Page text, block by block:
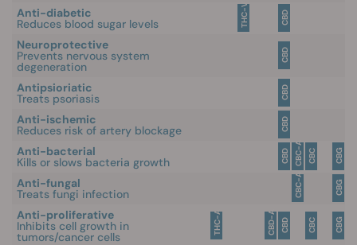
Anti-diabetic
Reduces blood sugar levels THC-V CBD
Neuroprotective
Prevents nervous system
degeneration
CBD
Antipsioriatic
Treats psoriasis CBD
Anti-ischemic
Reduces risk of artery blockage CBD
Anti-bacterial
Kills or slows bacteria growth CBD CBC-A CBC CBG
Anti-fungal
Treats fungi infection CBC-A CBG
Anti-proliferative
Inhibits cell growth in
tumors/cancer cells
THC-A CBD-A CBD CBC CBG